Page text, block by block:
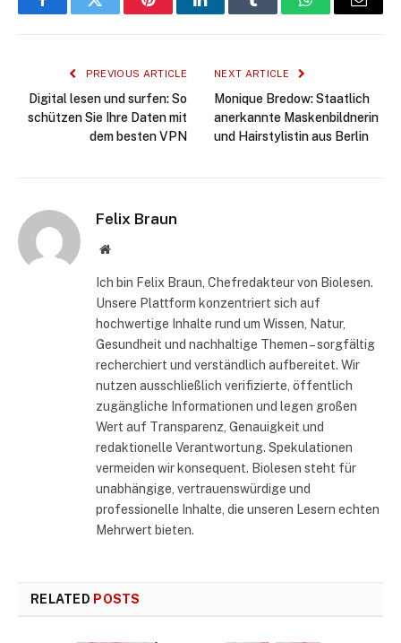
FacebookTwitter PinterestLinkedInTumblr WhatsAppEmail
PREVIOUS ARTICLE
Digital lesen und surfen: So
schützen Sie Ihre Daten mit
dem besten VPN
NEXT ARTICLE
Monique Bredow: Staatlich
anerkannte Maskenbildnerin
und Hairstylistin aus Berlin
Felix Braun
Website
Ich bin Felix Braun, Chefredakteur von Biolesen.
Unsere Plattform konzentriert sich auf
hochwertige Inhalte rund um Wissen, Natur,
Gesundheit und nachhaltige Themen – sorgfältig
recherchiert und verständlich aufbereitet. Wir
nutzen ausschließlich verifizierte, öffentlich
zugängliche Informationen und legen großen
Wert auf Transparenz, Genauigkeit und
redaktionelle Verantwortung. Spekulationen
vermeiden wir konsequent. Biolesen steht für
unabhängige, vertrauenswürdige und
professionelle Inhalte, die unseren Lesern echten
Mehrwert bieten.
RELATED POSTS